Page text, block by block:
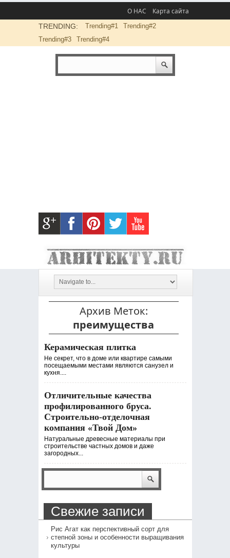
О НАС Карта сайта
TRENDING: Trending#1
Trending#2
Trending#3
Trending#4
Архив Меток:
преимущества
Керамическая плитка
Не секрет, что в доме или квартире самыми
посещаемыми местами являются санузел и
кухня....
Отличительные качества
профилированного бруса.
Строительно-отделочная
компания «Твой Дом»
Натуральные древесные материалы при
строительстве частных домов и даже
загородных...
Свежие записи
Рис Агат как перспективный сорт для
степной зоны и особенности выращивания
культуры